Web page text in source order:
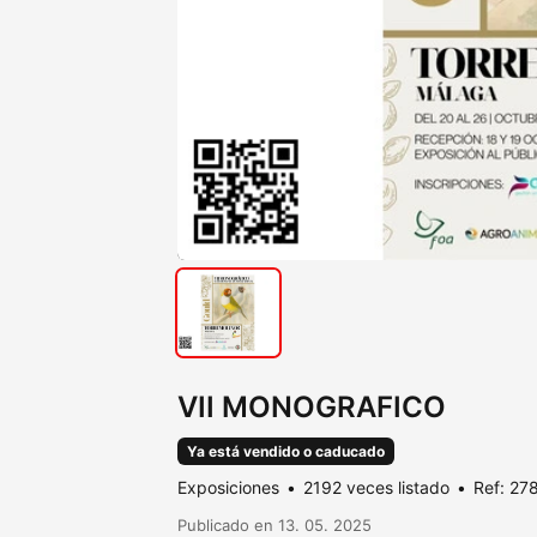
VII MONOGRAFICO
Ya está vendido o caducado
Exposiciones 2192 veces listado Ref:
Publicado en 13. 05. 2025